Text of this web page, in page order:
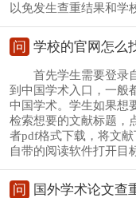
以免发生查重结果和学
问 学校的官网怎么
首先学生需要登录
到中国学术入口，一般
中国学术。学生如果想
检索想要的文献标题，
者pdf格式下载，将文
自带的阅读软件打开目
问 国外学术论文查